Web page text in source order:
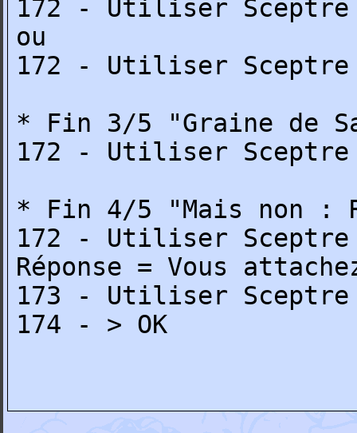
172 - Utiliser Sceptre
ou
172 - Utiliser Sceptre
* Fin 3/5 "Graine de
172 - Utiliser Sceptre
* Fin 4/5 "Mais non :
172 - Utiliser
Réponse = Vous
173 - Utiliser
174 - > OK